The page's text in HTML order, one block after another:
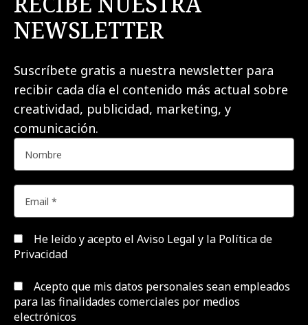
NEWSLETTER
Suscríbete gratis a nuestra newsletter para
recibir cada día el contenido más actual sobre
creatividad, publicidad, marketing, y
comunicación.
He leído y acepto el Aviso Legal y la Política de
Privacidad
Acepto que mis datos personales sean empleados
para las finalidades comerciales por medios
electrónicos